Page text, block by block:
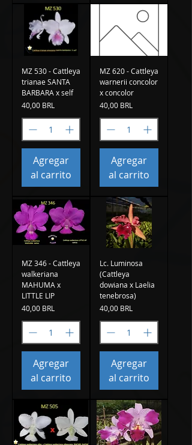
MZ 530 - Cattleya
trianae SANTA
BARBARA x self
Precio
40,00 BRL
Agregar
al carrito
MZ 620 - Cattleya
warnerii concolor
x concolor
Precio
40,00 BRL
Agregar
al carrito
MZ 346 - Cattleya
walkeriana
MAHUMA x
LITTLE LIP
Precio
40,00 BRL
Agregar
al carrito
Lc. Luminosa
(Cattleya
dowiana x Laelia
tenebrosa)
Precio
40,00 BRL
Agregar
al carrito